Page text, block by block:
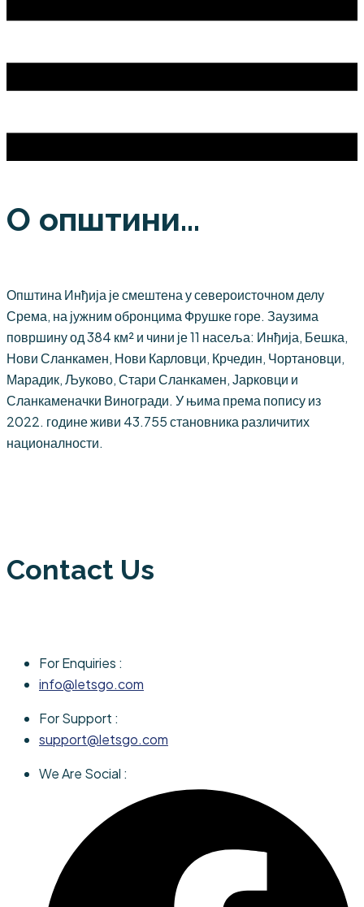
О општини...
Општина Инђија је смештена у североисточном делу
Срема, на јужним обронцима Фрушке горе. Заузима
површину од 384 км² и чини је 11 насеља: Инђија, Бешка,
Нови Сланкамен, Нови Карловци, Крчедин, Чортановци,
Марадик, Љуково, Стари Сланкамен, Јарковци и
Сланкаменачки Виногради. У њима према попису из
2022. године живи 43.755 становника различитих
националности.
Contact Us
For Enquiries :
info@letsgo.com
For Support :
support@letsgo.com
We Are Social :